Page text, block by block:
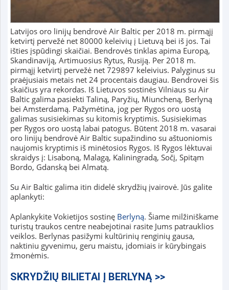
Latvijos oro linijų bendrovė Air Baltic per 2018 m. pirmąjį
ketvirtį pervežė net 80000 keleivių į Lietuvą bei iš jos. Tai
išties įspūdingi skaičiai. Bendrovės tinklas apima Europą,
Skandinaviją, Artimuosius Rytus, Rusiją. Per 2018 m.
pirmąjį ketvirtį pervežė net 729897 keleivius. Palyginus su
praėjusiais metais net 24 procentais daugiau. Bendrovei šis
skaičius yra rekordas. Iš Lietuvos sostinės Vilniaus su Air
Baltic galima pasiekti Taliną, Paryžių, Miuncheną, Berlyną
bei Amsterdamą. Pažymėtina, jog per Rygos oro uostą
galimas susisiekimas su kitomis kryptimis. Susisiekimas
per Rygos oro uostą labai patogus. Būtent 2018 m. vasarai
oro linijų bendrovė Air Baltic supažindino su aštuoniomis
naujomis kryptimis iš minėtosios Rygos. Iš Rygos lėktuvai
skraidys į: Lisaboną, Malagą, Kaliningradą, Sočį, Spitąm
Bordo, Gdanską bei Almatą.
Su Air Baltic galima itin didelė skrydžių įvairovė. Jūs galite
aplankyti:
Aplankykite Vokietijos sostinę Berlyną. Šiame milžiniškame
turistų traukos centre neabejotinai rasite Jums patrauklios
veiklos. Berlynas pasižymi kultūrinių renginių gausa,
naktiniu gyvenimu, geru maistu, įdomiais ir kūrybingais
žmonėmis.
SKRYDŽIŲ BILIETAI Į BERLYNĄ >>